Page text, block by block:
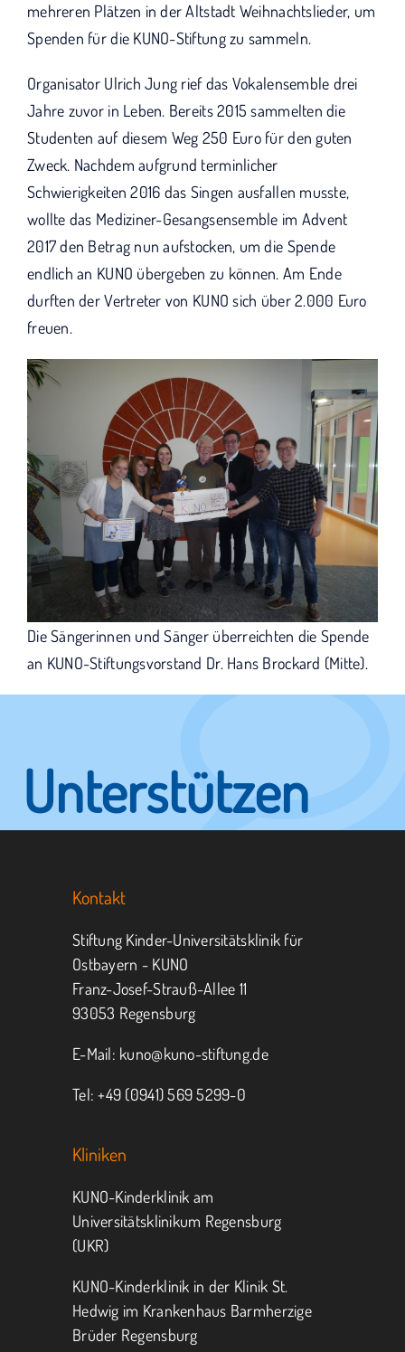
mehreren Plätzen in der Altstadt Weihnachtslieder, um
Spenden für die KUNO-Stiftung zu sammeln.
Organisator Ulrich Jung rief das Vokalensemble drei
Jahre zuvor in Leben. Bereits 2015 sammelten die
Studenten auf diesem Weg 250 Euro für den guten
Zweck. Nachdem aufgrund terminlicher
Schwierigkeiten 2016 das Singen ausfallen musste,
wollte das Mediziner-Gesangsensemble im Advent
2017 den Betrag nun aufstocken, um die Spende
endlich an KUNO übergeben zu können. Am Ende
durften der Vertreter von KUNO sich über 2.000 Euro
freuen.
Die Sängerinnen und Sänger überreichten die Spende
an KUNO-Stiftungsvorstand Dr. Hans Brockard (Mitte).
Unterstützen
Sie KUNO.
Jeder kann helfen.
MITMACHEN SPENDEN
Kontakt
Stiftung Kinder-Universitätsklinik für
Ostbayern - KUNO
Franz-Josef-Strauß-Allee 11
93053 Regensburg
E-Mail: kuno@kuno-stiftung.de
Tel: +49 (0941) 569 5299-0
Kliniken
KUNO-Kinderklinik am
Universitätsklinikum Regensburg
(UKR)
KUNO-Kinderklinik in der Klinik St.
Hedwig im Krankenhaus Barmherzige
Brüder Regensburg